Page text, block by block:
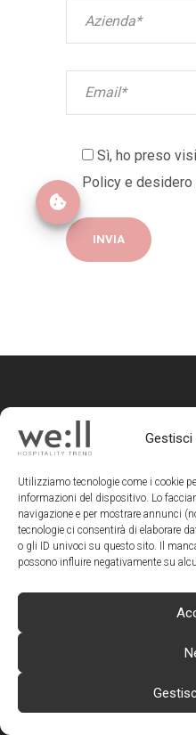
Utilizziamo tecnologie come i cookie
informazioni del dispositivo. Lo
navigazione e per mostrare annunci
tecnologie ci consentirà di elaborare
o gli ID univoci su questo sito. Il
possono influire negativamente su
Sì, ho preso
Policy e desidero
TREND
we:ll magazine è
editoriale di
Amministrazione,
| Via
Mauro
Direttore Editoriale:
Redazione:Elisa